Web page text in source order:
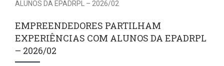
EMPREENDEDORES PARTILHAM
EXPERIÊNCIAS COM ALUNOS DA EPADRPL
– 2026/02